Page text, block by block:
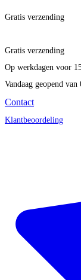
Gratis verzending
Gratis verzending
Op werkdagen voor
Vandaag geopend van
Contact
Klantbeoordeling